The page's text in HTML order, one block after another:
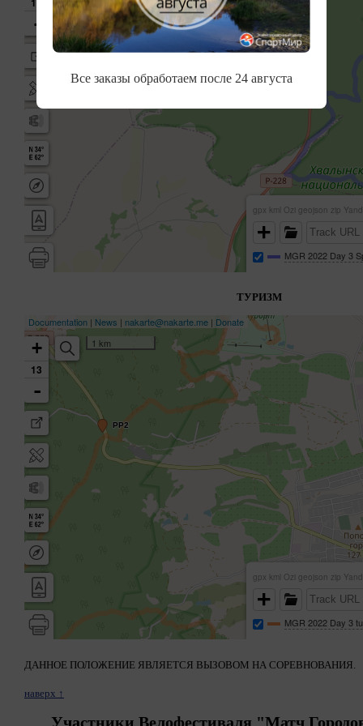
ТУРИЗМ
ДАННОЕ ПОЛОЖЕНИЕ ЯВЛЯЕТСЯ ВЫЗОВОМ НА СОРЕВНОВАНИЯ.
наверх ↑
Участники Велофестиваля "Матч
Все заказы обработаем после 24 августа